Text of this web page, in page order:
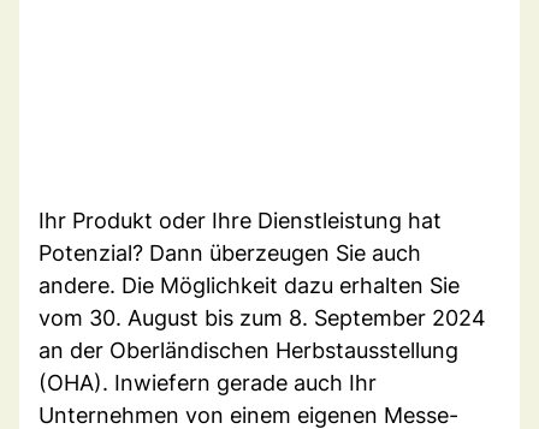
Ihr Produkt oder Ihre Dienstleistung hat
Potenzial? Dann überzeugen Sie auch
andere. Die Möglichkeit dazu erhalten Sie
vom 30. August bis zum 8. September 2024
an der Oberländischen Herbstausstellung
(OHA). Inwiefern gerade auch Ihr
Unternehmen von einem eigenen Messe-